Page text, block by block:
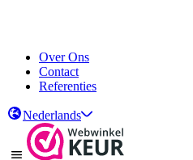
Over Ons
Contact
Referenties
Nederlands